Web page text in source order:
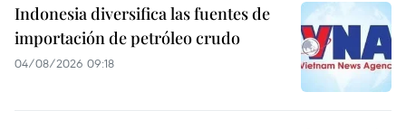
Indonesia diversifica las fuentes de
importación de petróleo crudo
04/08/2026 09:18